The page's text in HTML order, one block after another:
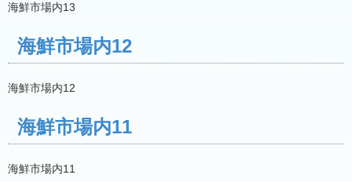
海鮮市場内13
海鮮市場内12
海鮮市場内12
海鮮市場内11
海鮮市場内11